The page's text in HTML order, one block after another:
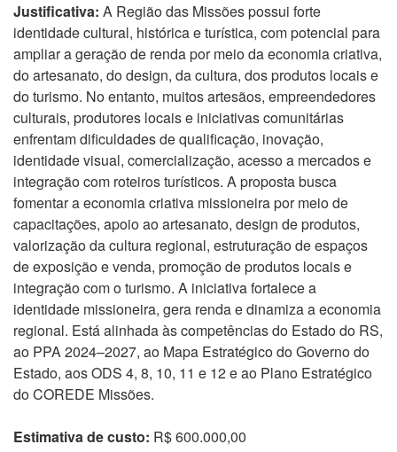
Justificativa: A Região das Missões possui forte
identidade cultural, histórica e turística, com potencial para
ampliar a geração de renda por meio da economia criativa,
do artesanato, do design, da cultura, dos produtos locais e
do turismo. No entanto, muitos artesãos, empreendedores
culturais, produtores locais e iniciativas comunitárias
enfrentam dificuldades de qualificação, inovação,
identidade visual, comercialização, acesso a mercados e
integração com roteiros turísticos. A proposta busca
fomentar a economia criativa missioneira por meio de
capacitações, apoio ao artesanato, design de produtos,
valorização da cultura regional, estruturação de espaços
de exposição e venda, promoção de produtos locais e
integração com o turismo. A iniciativa fortalece a
identidade missioneira, gera renda e dinamiza a economia
regional. Está alinhada às competências do Estado do RS,
ao PPA 2024–2027, ao Mapa Estratégico do Governo do
Estado, aos ODS 4, 8, 10, 11 e 12 e ao Plano Estratégico
do COREDE Missões.
Estimativa de custo: R$ 600.000,00